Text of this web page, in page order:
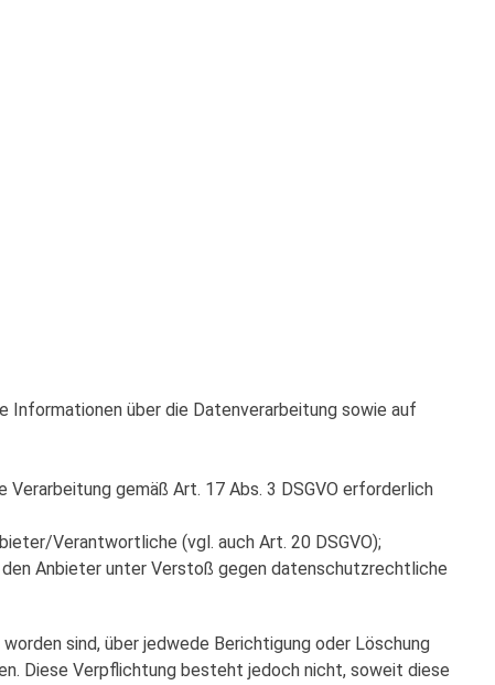
über die Datenverarbeitung sowie auf
gemäß Art. 17 Abs. 3 DSGVO erforderlich
Verantwortliche (vgl. auch Art. 20 DSGVO);
Anbieter unter Verstoß gegen datenschutzrechtliche
sind, über jedwede Berichtigung oder Löschung
Diese Verpflichtung besteht jedoch nicht, soweit diese